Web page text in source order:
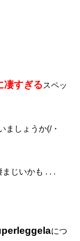
凄すぎるスペッ
ましょうか(/・
まじいかも . . .
につ